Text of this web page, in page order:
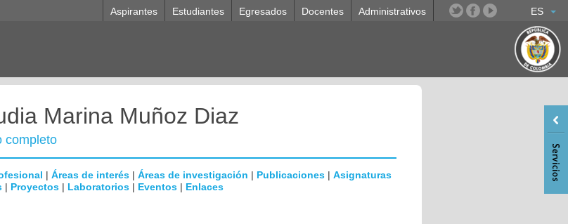
ES
Aspirantes Estudiantes Egresados Docentes Administrativos
Marina Muñoz Diaz
completo
| Áreas de interés | Áreas de investigación | Publicaciones | Asignaturas
| Proyectos | Laboratorios | Eventos | Enlaces